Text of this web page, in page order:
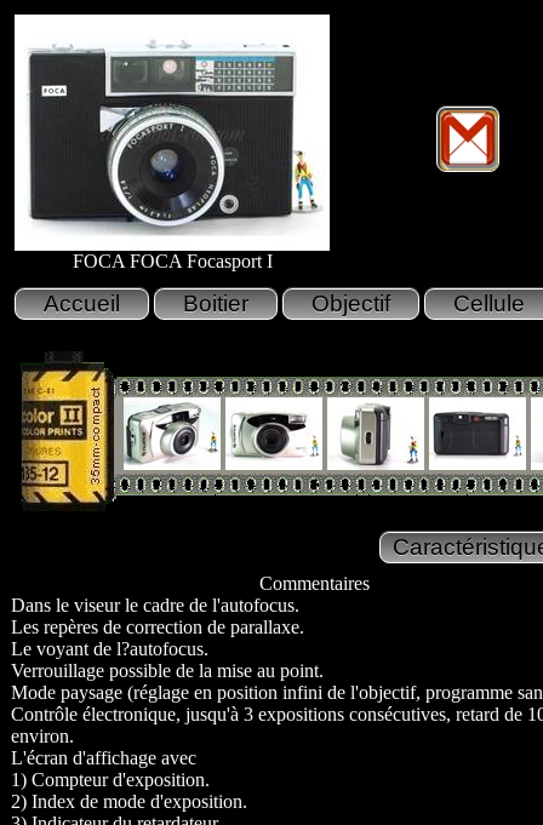
FOCA FOCA Focasport I
Commentaires
Dans le viseur le cadre de l'autofocus.
Les repères de correction de parallaxe.
Le voyant de l?autofocus.
Verrouillage possible de la mise au point.
Mode paysage (réglage en position infini de l'objectif, programme
Contrôle électronique, jusqu'à 3 expositions consécutives, retard de
environ.
L'écran d'affichage avec
1) Compteur d'exposition.
2) Index de mode d'exposition.